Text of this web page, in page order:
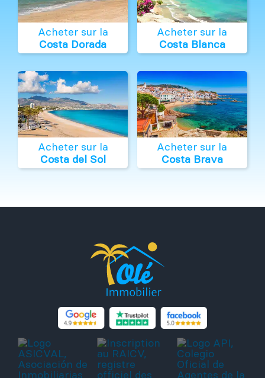
Acheter sur la
Costa Dorada
Acheter sur la
Costa Blanca
Acheter sur la
Costa del Sol
Acheter sur la
Costa Brava